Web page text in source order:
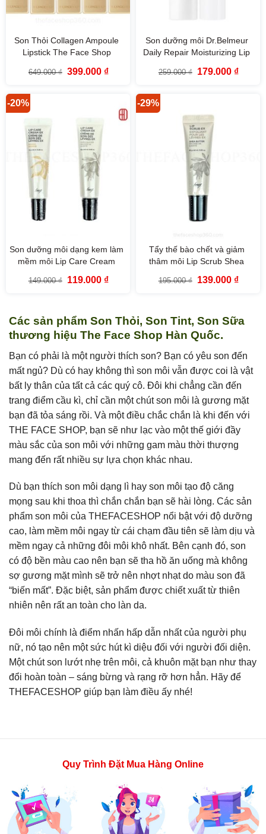
Son Thỏi Collagen Ampoule
Lipstick The Face Shop
649.000₫ Giá
399.000 ₫Giá
399.000 ₫.
Son dưỡng môi Dr.Belmeur
Daily Repair Moisturizing Lip
259.000₫
Giá
179.000 ₫Giá
-20%
Son dưỡng môi dạng kem làm
mềm môi Lip Care Cream
149.000₫
Giá
119.000 ₫Giá
-29%
Tẩy thế bào chết và giảm
thâm môi Lip Scrub Shea
(10g)
195.000₫
Giá
139.000 ₫Giá
Các sản phẩm Son Thỏi, Son Tint, Son Sữa
thương hiệu The Face Shop Hàn Quốc.
Bạn có phải là một người thích son? Bạn có yêu son đến
mất ngủ? Dù có hay không thì son môi vẫn được coi là vật
bất ly thân của tất cả các quý cô. Đôi khi chẳng cần đến
trang điểm cầu kì, chỉ cần một chút son môi là gương mặt
bạn đã tỏa sáng rồi. Và một điều chắc chắn là khi đến với
THE FACE SHOP, bạn sẽ như lạc vào một thế giới đầy
màu sắc của son môi với những gam màu thời thượng
mang đến rất nhiều sự lựa chọn khác nhau.
Dù bạn thích son môi dạng lì hay son môi tạo độ căng
mọng sau khi thoa thì chắn chắn bạn sẽ hài lòng. Các sản
phẩm son môi của THEFACESHOP nổi bật với độ dưỡng
cao, làm mềm môi ngay từ cái chạm đầu tiên sẽ làm dịu và
mềm ngay cả những đôi môi khô nhất. Bên cạnh đó, son
có độ bền màu cao nên bạn sẽ tha hồ ăn uống mà không
sợ gương mặt mình sẽ trở nên nhợt nhạt do màu son đã
“biến mất”. Đặc biệt, sản phẩm được chiết xuất từ thiên
nhiên nên rất an toàn cho làn da.
Đôi môi chính là điểm nhấn hấp dẫn nhất của người phụ
nữ, nó tạo nên một sức hút kì diệu đối với người đối diện.
Một chút son lướt nhẹ trên môi, cả khuôn mặt bạn như thay
đổi hoàn toàn – sáng bừng và rạng rỡ hơn hẳn. Hãy để
THEFACESHOP giúp bạn làm điều ấy nhé!
Quy Trình Đặt Mua Hàng Online